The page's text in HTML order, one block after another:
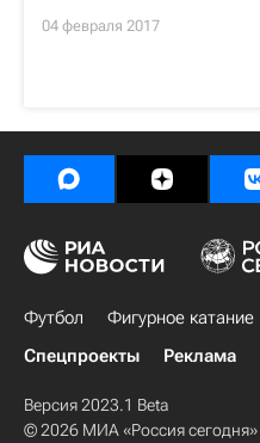
04 февраля 2017
Футбол Фигурное катание
Спецпроекты
Реклама
Версия 2023.1 Beta
© 2026 МИА «Россия сегодня»